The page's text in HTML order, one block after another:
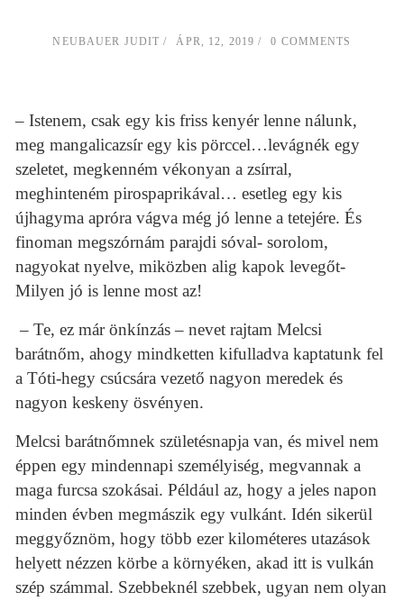
NEUBAUER JUDIT ÁPR, 12, 2019 0 COMMENTS
– Istenem, csak egy kis friss kenyér lenne nálunk,
meg mangalicazsír egy kis pörccel…levágnék egy
szeletet, megkenném vékonyan a zsírral,
meghinteném pirospaprikával… esetleg egy kis
újhagyma apróra vágva még jó lenne a tetejére. És
finoman megszórnám parajdi sóval- sorolom,
nagyokat nyelve, miközben alig kapok levegőt-
Milyen jó is lenne most az!
– Te, ez már önkínzás – nevet rajtam Melcsi
barátnőm, ahogy mindketten kifulladva kaptatunk fel
a Tóti-hegy csúcsára vezető nagyon meredek és
nagyon keskeny ösvényen.
Melcsi barátnőmnek születésnapja van, és mivel nem
éppen egy mindennapi személyiség, megvannak a
maga furcsa szokásai. Például az, hogy a jeles napon
minden évben megmászik egy vulkánt. Idén sikerül
meggyőznöm, hogy több ezer kilométeres utazások
helyett nézzen körbe a környéken, akad itt is vulkán
szép számmal. Szebbeknél szebbek, ugyan nem olyan